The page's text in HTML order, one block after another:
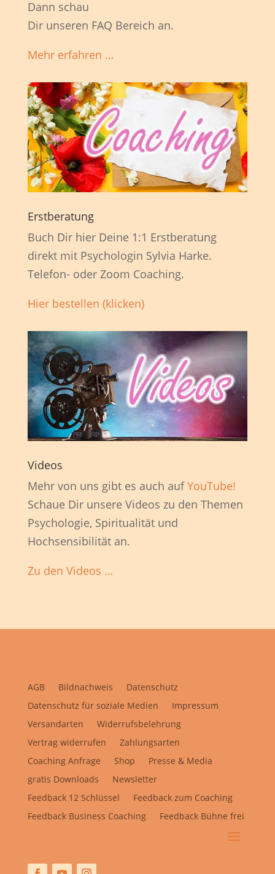
Dann schau
Dir unseren FAQ Bereich an.
Mehr erfahren …
Erstberatung
Buch Dir hier Deine 1:1 Erstberatung
direkt mit Psychologin Sylvia Harke.
Telefon- oder Zoom Coaching.
Hier bestellen (klicken)
Videos
Mehr von uns gibt es auch aufYouTube!
Schaue Dir unsere Videos zu den Themen
Psychologie, Spiritualität und
Hochsensibilität an.
Zu den Videos …
AGB Bildnachweis
Datenschutz
Datenschutz für soziale Medien
Impressum
Versandarten
Widerrufsbelehrung
Vertrag widerrufen
Zahlungsarten
Coaching Anfrage
Shop
Presse & Media
gratis Downloads
Newsletter
Feedback 12 Schlüssel
Feedback zum Coaching
Feedback Business Coaching
Feedback Bühne frei